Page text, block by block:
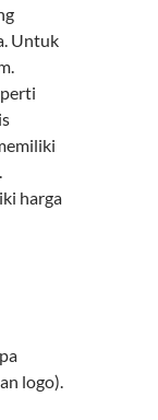
Untuk
harga
logo).